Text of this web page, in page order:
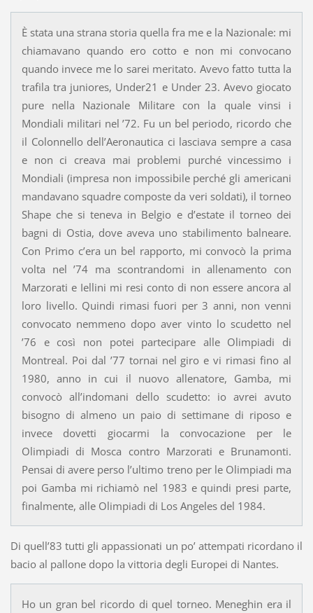
È stata una strana storia quella fra me e la Nazionale: mi
chiamavano quando ero cotto e non mi convocano
quando invece me lo sarei meritato. Avevo fatto tutta la
trafila tra juniores, Under21 e Under 23. Avevo giocato
pure nella Nazionale Militare con la quale vinsi i
Mondiali militari nel ’72. Fu un bel periodo, ricordo che
il Colonnello dell’Aeronautica ci lasciava sempre a casa
e non ci creava mai problemi purché vincessimo i
Mondiali (impresa non impossibile perché gli americani
mandavano squadre composte da veri soldati), il torneo
Shape che si teneva in Belgio e d’estate il torneo dei
bagni di Ostia, dove aveva uno stabilimento balneare.
Con Primo c’era un bel rapporto, mi convocò la prima
volta nel ’74 ma scontrandomi in allenamento con
Marzorati e Iellini mi resi conto di non essere ancora al
loro livello. Quindi rimasi fuori per 3 anni, non venni
convocato nemmeno dopo aver vinto lo scudetto nel
’76 e così non potei partecipare alle Olimpiadi di
Montreal. Poi dal ’77 tornai nel giro e vi rimasi fino al
1980, anno in cui il nuovo allenatore, Gamba, mi
convocò all’indomani dello scudetto: io avrei avuto
bisogno di almeno un paio di settimane di riposo e
invece dovetti giocarmi la convocazione per le
Olimpiadi di Mosca contro Marzorati e Brunamonti.
Pensai di avere perso l’ultimo treno per le Olimpiadi ma
poi Gamba mi richiamò nel 1983 e quindi presi parte,
finalmente, alle Olimpiadi di Los Angeles del 1984.
Di quell’83 tutti gli appassionati un po’ attempati ricordano il
bacio al pallone dopo la vittoria degli Europei di Nantes.
Ho un gran bel ricordo di quel torneo. Meneghin era il